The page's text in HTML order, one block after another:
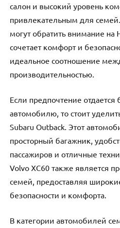
салон и высокий уровень
привлекательным для
могут обратить внимание на
сочетает комфорт и
идеальное соотношение
производительностью.
Если предпочтение
автомобилю, то стоит
Subaru Outback. Этот
просторный багажник,
пассажиров и отличные
Volvo XC60 также является
семей, предоставляя
безопасности и комфорта.
В категории автомобилей